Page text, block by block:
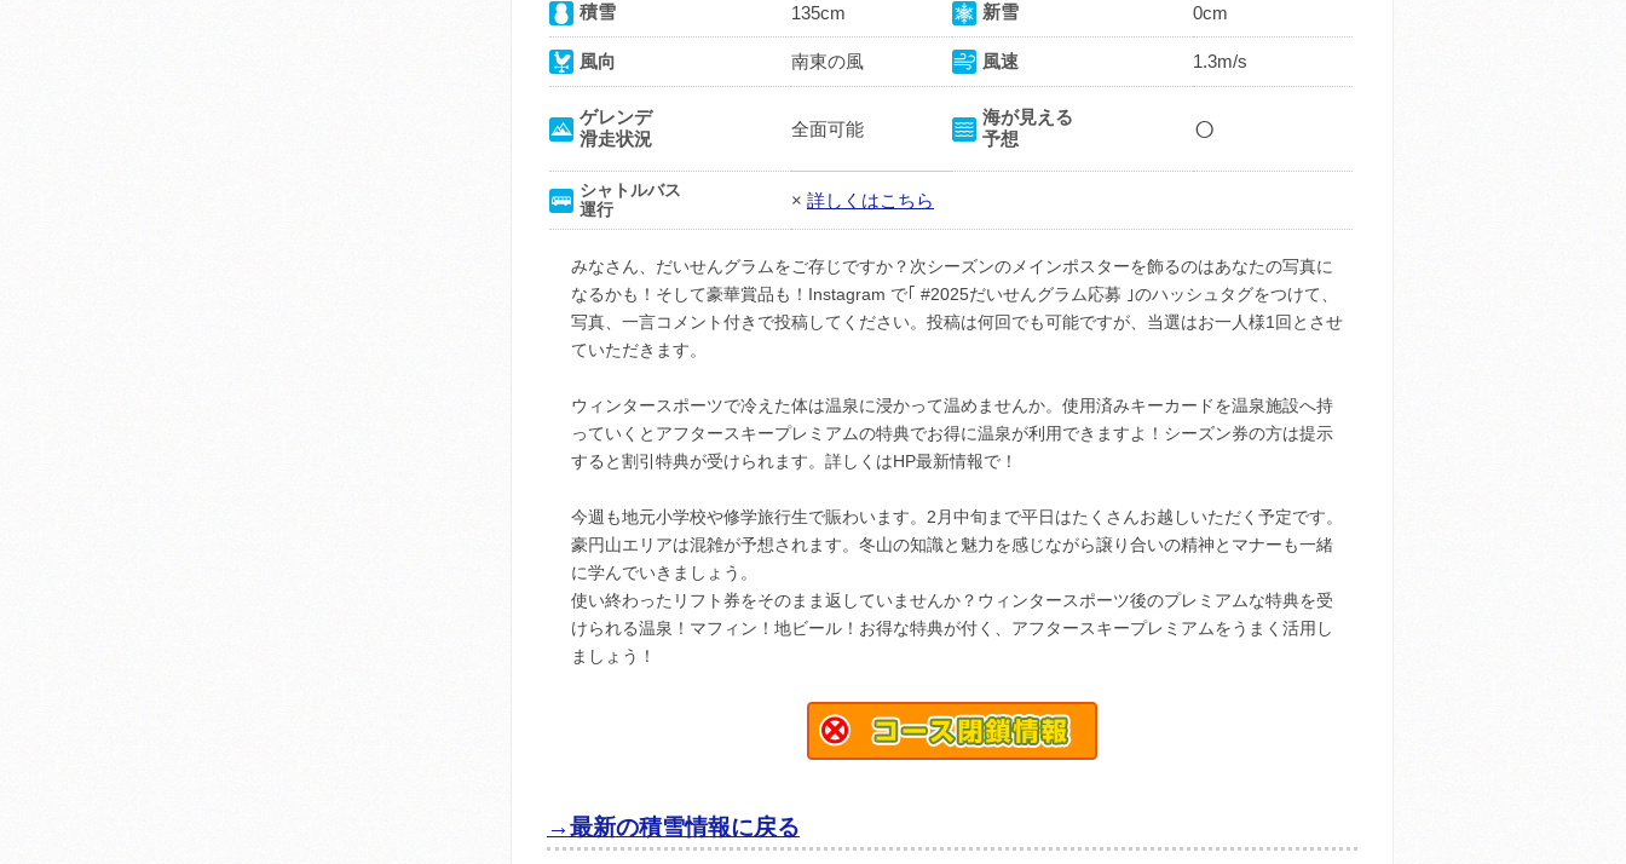
積雪 135cm 新雪 0cm
風向 南東の風 風速 1.3m/s
ゲレンデ
滑走状況
全面可能
海が見える
予想
○
シャトルバス
運行
× 詳しくはこちら
みなさん、だいせんグラムをご存じですか？次シーズンのメインポスターを飾るのはあなたの写真に
なるかも！そして豪華賞品も！Instagram で｢ #2025だいせんグラム応募 ｣のハッシュタグをつけて、
写真、一言コメント付きで投稿してください。投稿は何回でも可能ですが、当選はお一人様1回とさせ
ていただきます。
ウィンタースポーツで冷えた体は温泉に浸かって温めませんか。使用済みキーカードを温泉施設へ持
っていくとアフタースキープレミアムの特典でお得に温泉が利用できますよ！シーズン券の方は提示
すると割引特典が受けられます。詳しくはHP最新情報で！
今週も地元小学校や修学旅行生で賑わいます。2月中旬まで平日はたくさんお越しいただく予定です。
豪円山エリアは混雑が予想されます。冬山の知識と魅力を感じながら譲り合いの精神とマナーも一緒
に学んでいきましょう。
使い終わったリフト券をそのまま返していませんか？ウィンタースポーツ後のプレミアムな特典を受
けられる温泉！マフィン！地ビール！お得な特典が付く、アフタースキープレミアムをうまく活用し
ましょう！
→最新の積雪情報に戻る